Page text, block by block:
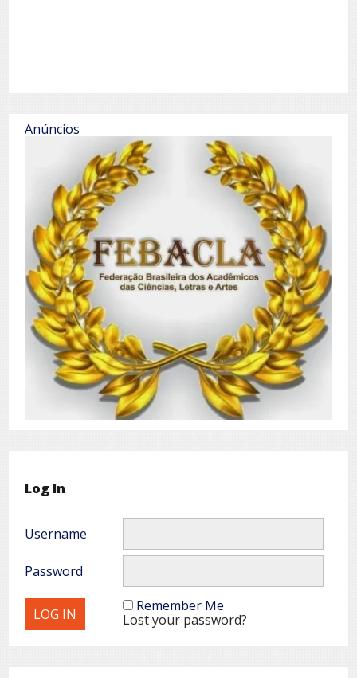
Anúncios
Log In
Username
Password
Remember Me
Lost your password?